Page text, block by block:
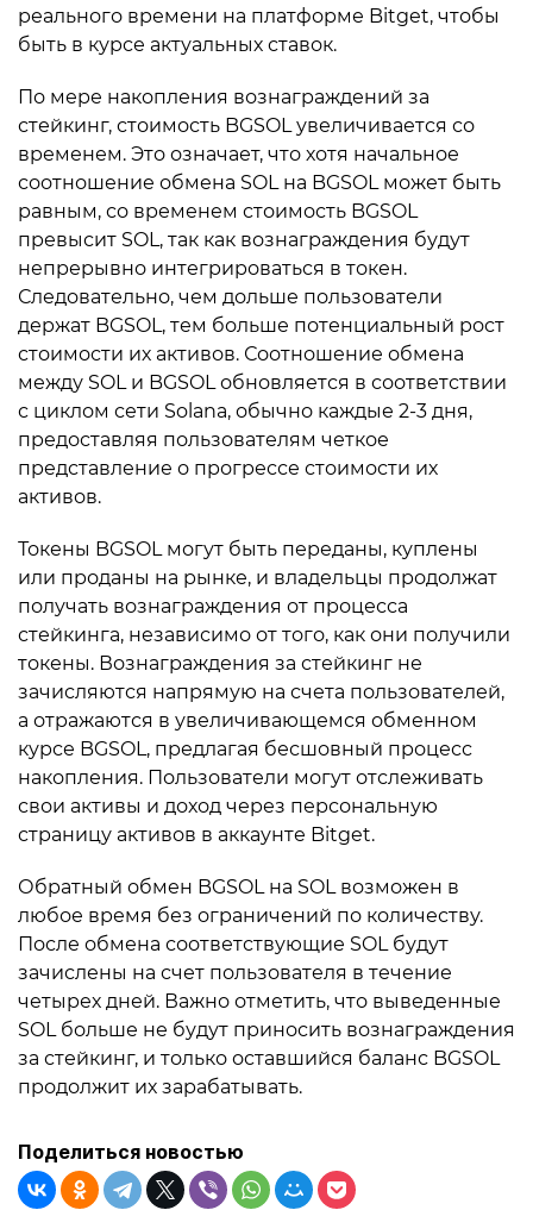
реального времени на платформе Bitget, чтобы
быть в курсе актуальных ставок.
По мере накопления вознаграждений за
стейкинг, стоимость BGSOL увеличивается со
временем. Это означает, что хотя начальное
соотношение обмена SOL на BGSOL может быть
равным, со временем стоимость BGSOL
превысит SOL, так как вознаграждения будут
непрерывно интегрироваться в токен.
Следовательно, чем дольше пользователи
держат BGSOL, тем больше потенциальный рост
стоимости их активов. Соотношение обмена
между SOL и BGSOL обновляется в соответствии
с циклом сети Solana, обычно каждые 2-3 дня,
предоставляя пользователям четкое
представление о прогрессе стоимости их
активов.
Токены BGSOL могут быть переданы, куплены
или проданы на рынке, и владельцы продолжат
получать вознаграждения от процесса
стейкинга, независимо от того, как они получили
токены. Вознаграждения за стейкинг не
зачисляются напрямую на счета пользователей,
а отражаются в увеличивающемся обменном
курсе BGSOL, предлагая бесшовный процесс
накопления. Пользователи могут отслеживать
свои активы и доход через персональную
страницу активов в аккаунте Bitget.
Обратный обмен BGSOL на SOL возможен в
любое время без ограничений по количеству.
После обмена соответствующие SOL будут
зачислены на счет пользователя в течение
четырех дней. Важно отметить, что выведенные
SOL больше не будут приносить вознаграждения
за стейкинг, и только оставшийся баланс BGSOL
продолжит их зарабатывать.
Поделиться новостью